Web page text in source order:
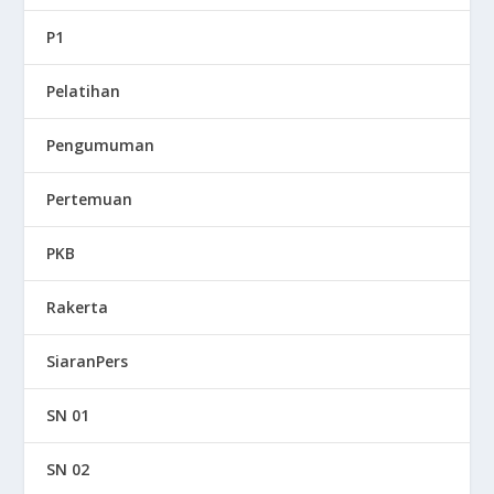
P1
Pelatihan
Pengumuman
Pertemuan
PKB
Rakerta
SiaranPers
SN 01
SN 02